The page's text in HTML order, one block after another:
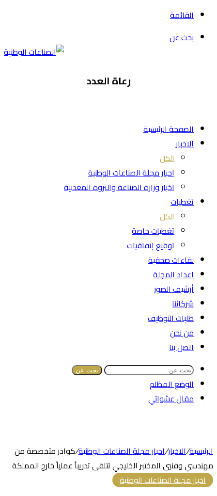
القائمة
بحث عن
رعاة العدد
الصفحة الرئيسية
الاخبار
الكل
اخبار مجلة الصناعات الوطنية
اخبار وزارة الصناعة والثروة المعدنية
تغطيات
الكل
تغطيات خاصة
توقيع إتفاقيات
لقاءات صحفية
اعداد المجلة
أرشيف الصور
شركائنا
طلبات التوظيف
من نحن
اتصل بنا
بحث عن
الوضع المظلم
مقال عشوائي
الرئيسية/الاخبار/اخبار مجلة الصناعات الوطنية/كوادر متخصصة من
مهندسي وفنيي المختبر الخليجي تتلقى تدريباً عملياً خارج المملكة
اخبار مجلة الصناعات الوطنية